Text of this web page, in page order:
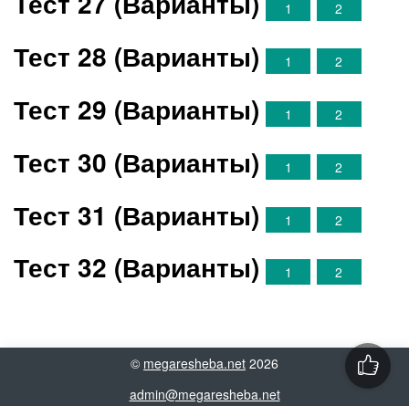
1 2
Тест 28 (Варианты) 1 2
Тест 29 (Варианты) 1 2
Тест 30 (Варианты) 1 2
Тест 31 (Варианты) 1 2
Тест 32 (Варианты) 1 2
© megaresheba.net 2026
admin@megaresheba.net